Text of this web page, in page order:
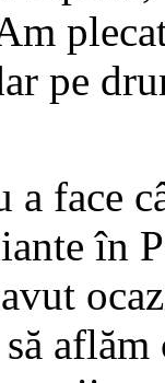
pe
a face
în